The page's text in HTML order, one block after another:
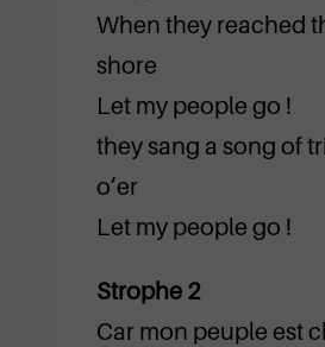
When they reached
shore
Let my people go !
they sang a song of
o’er
Let my people go !
Strophe 2
Car mon peuple est